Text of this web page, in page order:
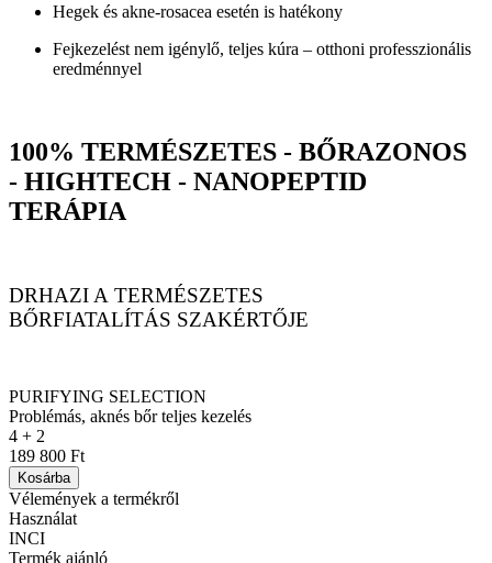
Hegek és akne-rosacea esetén is hatékony
Fejkezelést nem igénylő, teljes kúra – otthoni professzionális
eredménnyel
100% TERMÉSZETES - BŐRAZONOS
- HIGHTECH - NANOPEPTID
TERÁPIA
DRHAZI A TERMÉSZETES
BŐRFIATALÍTÁS SZAKÉRTŐJE
PURIFYING SELECTION
Problémás, aknés bőr teljes kezelés
4 + 2
189 800 Ft
Kosárba
Vélemények a termékről
Használat
INCI
Termék ajánló